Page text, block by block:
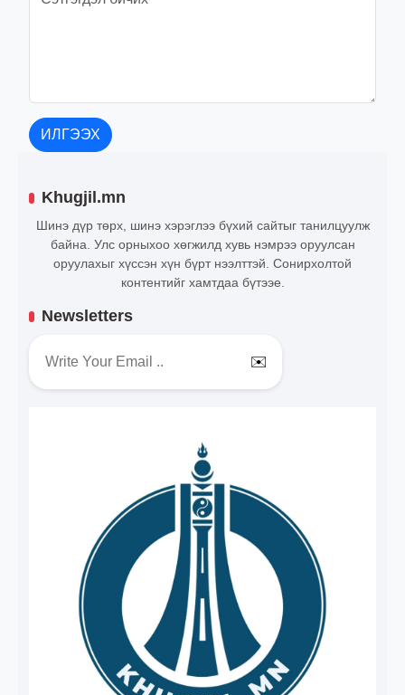
ИЛГЭЭХ
Khugjil.mn
Шинэ дүр төрх, шинэ хэрэглээ бүхий сайтыг танилцуулж
байна. Улс орныхоо хөгжилд хувь нэмрээ оруулсан
оруулахыг хүссэн хүн бүрт нээлттэй. Сонирхолтой
контентийг хамтдаа бүтээе.
Newsletters
✉️